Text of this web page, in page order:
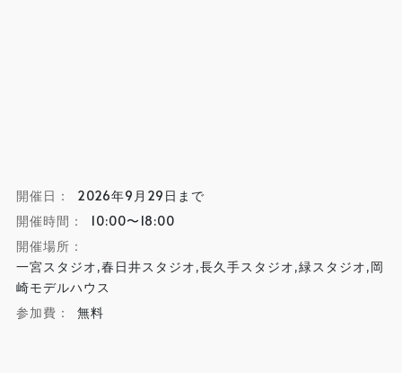
開催日：
2026年9月29日まで
開催時間：
10:00〜18:00
開催場所：
一宮スタジオ,春日井スタジオ,長久手スタジオ,緑スタジオ,岡
崎モデルハウス
参加費：
無料